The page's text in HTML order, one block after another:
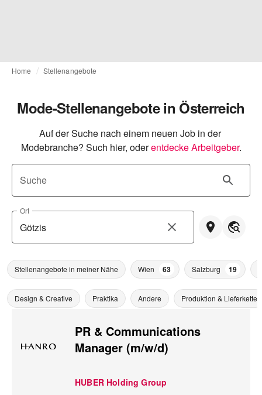
Home Stellenangebote
Mode-Stellenangebote in Österreich
Auf der Suche nach einem neuen Job in der
Modebranche? Such hier, oderentdecke Arbeitgeber.
Suche
Ort
Stellenangebote in meiner Nähe Wien 63 Salzburg 19
Design & Creative Praktika Andere Produktion & Lieferkette
PR & Communications
Manager (m/w/d)
HUBER Holding Group